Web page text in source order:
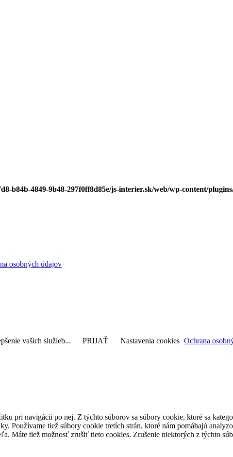
b84b-4849-9b48-297f0ff8d85e/js-interier.sk/web/wp-content/
osobných údajov
vašich služieb...
PRIJAŤ Nastavenia cookies Ochrana
pri navigácii po nej. Z týchto súborov sa súbory cookie, ktoré sa
Používame tiež súbory cookie tretích strán, ktoré nám pomáhajú
Máte tiež možnosť zrušiť tieto cookies. Zrušenie niektorých z týchto